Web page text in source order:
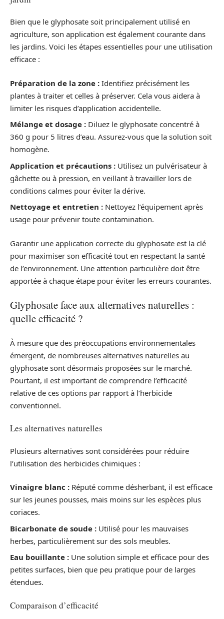
Bien que le glyphosate soit principalement utilisé en
agriculture, son application est également courante dans
les jardins. Voici les étapes essentielles pour une utilisation
efficace :
Préparation de la zone : Identifiez précisément les
plantes à traiter et celles à préserver. Cela vous aidera à
limiter les risques d’application accidentelle.
Mélange et dosage : Diluez le glyphosate concentré à
360 g pour 5 litres d’eau. Assurez-vous que la solution soit
homogène.
Application et précautions : Utilisez un pulvérisateur à
gâchette ou à pression, en veillant à travailler lors de
conditions calmes pour éviter la dérive.
Nettoyage et entretien : Nettoyez l’équipement après
usage pour prévenir toute contamination.
Garantir une application correcte du glyphosate est la clé
pour maximiser son efficacité tout en respectant la santé
de l’environnement. Une attention particulière doit être
apportée à chaque étape pour éviter les erreurs courantes.
Glyphosate face aux alternatives naturelles :
quelle efficacité ?
À mesure que des préoccupations environnementales
émergent, de nombreuses alternatives naturelles au
glyphosate sont désormais proposées sur le marché.
Pourtant, il est important de comprendre l’efficacité
relative de ces options par rapport à l’herbicide
conventionnel.
Les alternatives naturelles
Plusieurs alternatives sont considérées pour réduire
l’utilisation des herbicides chimiques :
Vinaigre blanc : Réputé comme désherbant, il est efficace
sur les jeunes pousses, mais moins sur les espèces plus
coriaces.
Bicarbonate de soude : Utilisé pour les mauvaises
herbes, particulièrement sur des sols meubles.
Eau bouillante : Une solution simple et efficace pour des
petites surfaces, bien que peu pratique pour de larges
étendues.
Comparaison d’efficacité